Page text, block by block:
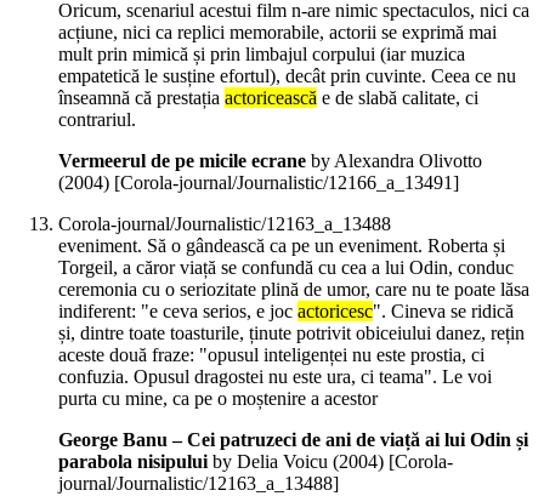
Oricum, scenariul acestui film n-are nimic spectaculos, nici ca
acțiune, nici ca replici memorabile, actorii se exprimă mai
mult prin mimică și prin limbajul corpului (iar muzica
empatetică le susține efortul), decât prin cuvinte. Ceea ce nu
înseamnă că prestația actoricească e de slabă calitate, ci
contrariul.
Vermeerul de pe micile ecrane by Alexandra Olivotto
(2004) [Corola-journal/Journalistic/12166_a_13491]
Corola-journal/Journalistic/12163_a_13488
eveniment. Să o gândească ca pe un eveniment. Roberta și
Torgeil, a căror viață se confundă cu cea a lui Odin, conduc
ceremonia cu o seriozitate plină de umor, care nu te poate lăsa
indiferent: "e ceva serios, e joc actoricesc". Cineva se ridică
și, dintre toate toasturile, ținute potrivit obiceiului danez, rețin
aceste două fraze: "opusul inteligenței nu este prostia, ci
confuzia. Opusul dragostei nu este ura, ci teama". Le voi
purta cu mine, ca pe o moștenire a acestor
George Banu – Cei patruzeci de ani de viață ai lui Odin și
parabola nisipuluiby Delia Voicu (2004) [Corola-
journal/Journalistic/12163_a_13488]